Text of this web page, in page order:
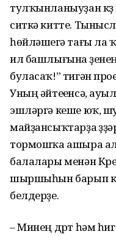
тулҡынланыуҙан
ситкә китте.
һөйләшеүгә тағы
ил башлығына
буласаҡ!” тигән
Уның әйтеүенсә,
эшләргә кеше юҡ,
майҙансыҡтарҙа
тормошҡа ашыра
балалары менән
шыршыһын барып
белдерҙе.
– Минең дүрт һәм